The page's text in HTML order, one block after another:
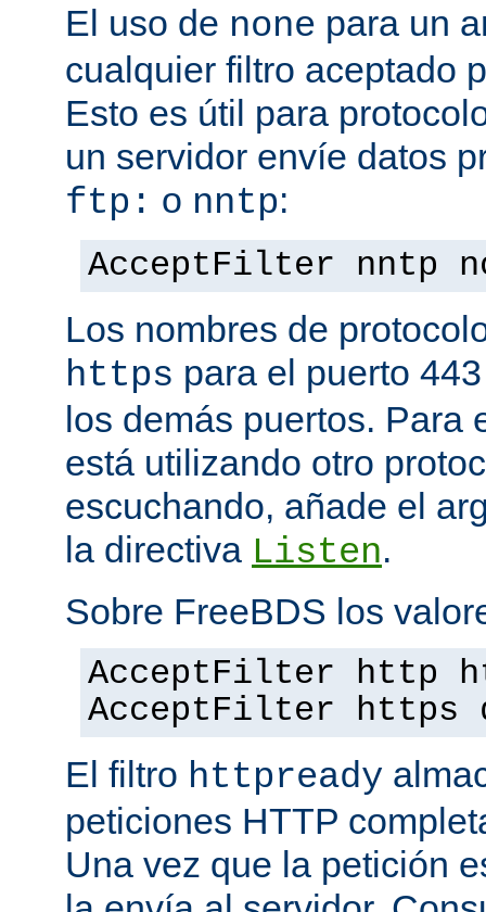
El uso de none para un
cualquier filtro aceptado
Esto es útil para
un servidor envíe datos
ftp: o nntp:
AcceptFilter nntp
Los nombres de
https para el puerto
los demás puertos. Para
está utilizando otro
escuchando, añade el
la directiva Listen.
Sobre FreeBDS los
AcceptFilter http
AcceptFilter https
El filtro httpready
peticiones HTTP
Una vez que la petición